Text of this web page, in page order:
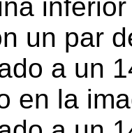
un par
a un
en la